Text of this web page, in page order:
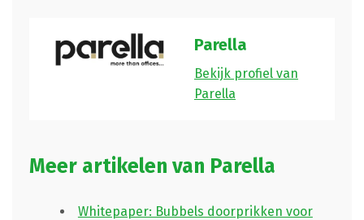
Parella
Bekijk profiel van
Parella
Meer artikelen van Parella
Whitepaper: Bubbels doorprikken voor